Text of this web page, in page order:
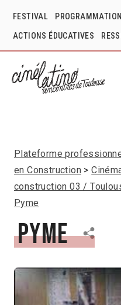
FESTIVAL PROGRAMMATION
ACTIONS ÉDUCATIVES
Plateforme
en Construction
construction 03 /
Pyme
Pyme